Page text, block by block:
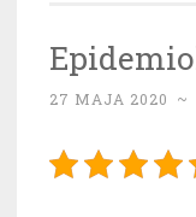
27 MAJA 2020 ~